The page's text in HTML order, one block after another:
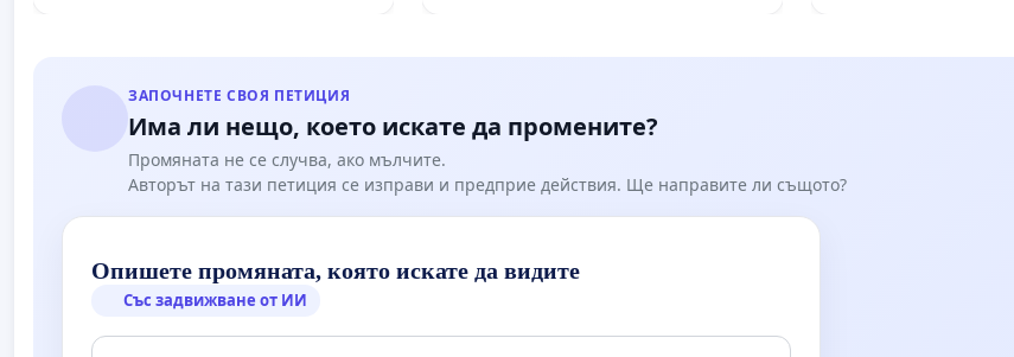
ЗАПОЧНЕТЕ СВОЯ ПЕТИЦИЯ
Има ли нещо, което искате да промените?
Промяната не се случва, ако мълчите.
Авторът на тази петиция се изправи и предприе действия. Ще направите ли същото?
Опишете промяната, която искате да видите
Със задвижване от ИИ